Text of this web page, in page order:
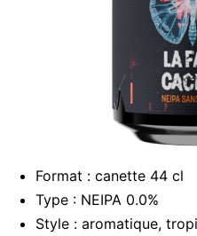
Format : canette 44 cl
Type : NEIPA 0.0%
Style : aromatique,